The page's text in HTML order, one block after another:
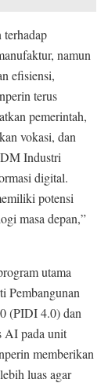
namun
efisiensi,
terus
pemerintah,
vokasi, dan
Industri
digital.
potensi
masa depan,”
utama
Pembangunan
(PIDI 4.0) dan
AI pada unit
memberikan
luas agar